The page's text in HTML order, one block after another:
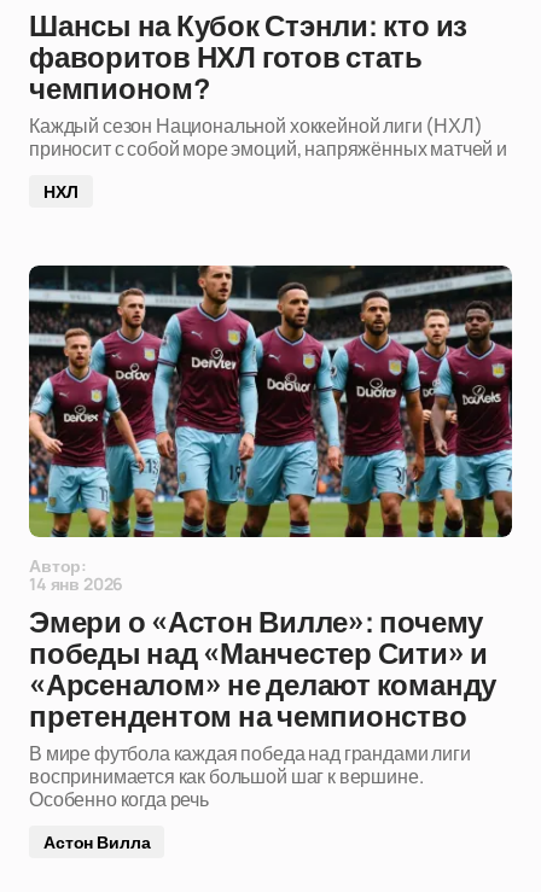
Шансы на Кубок Стэнли: кто из
фаворитов НХЛ готов стать
чемпионом?
Каждый сезон Национальной хоккейной лиги (НХЛ)
приносит с собой море эмоций, напряжённых матчей и
НХЛ
Автор:
14 янв 2026
Эмери о «Астон Вилле»: почему
победы над «Манчестер Сити» и
«Арсеналом» не делают команду
претендентом на чемпионство
В мире футбола каждая победа над грандами лиги
воспринимается как большой шаг к вершине.
Особенно когда речь
Астон Вилла